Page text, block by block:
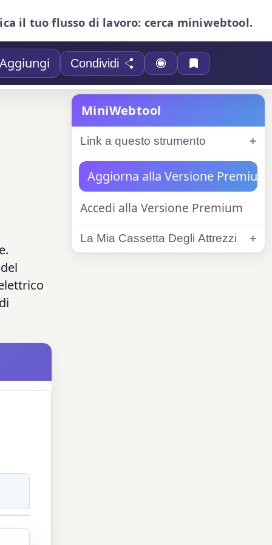
il tuo flusso di lavoro: cerca miniwebtool.
Aggiungi Condividi
MiniWebtool
Link a questo strumento
Aggiorna alla Versione Premium
Accedi alla Versione Premium
La Mia Cassetta Degli Attrezzi